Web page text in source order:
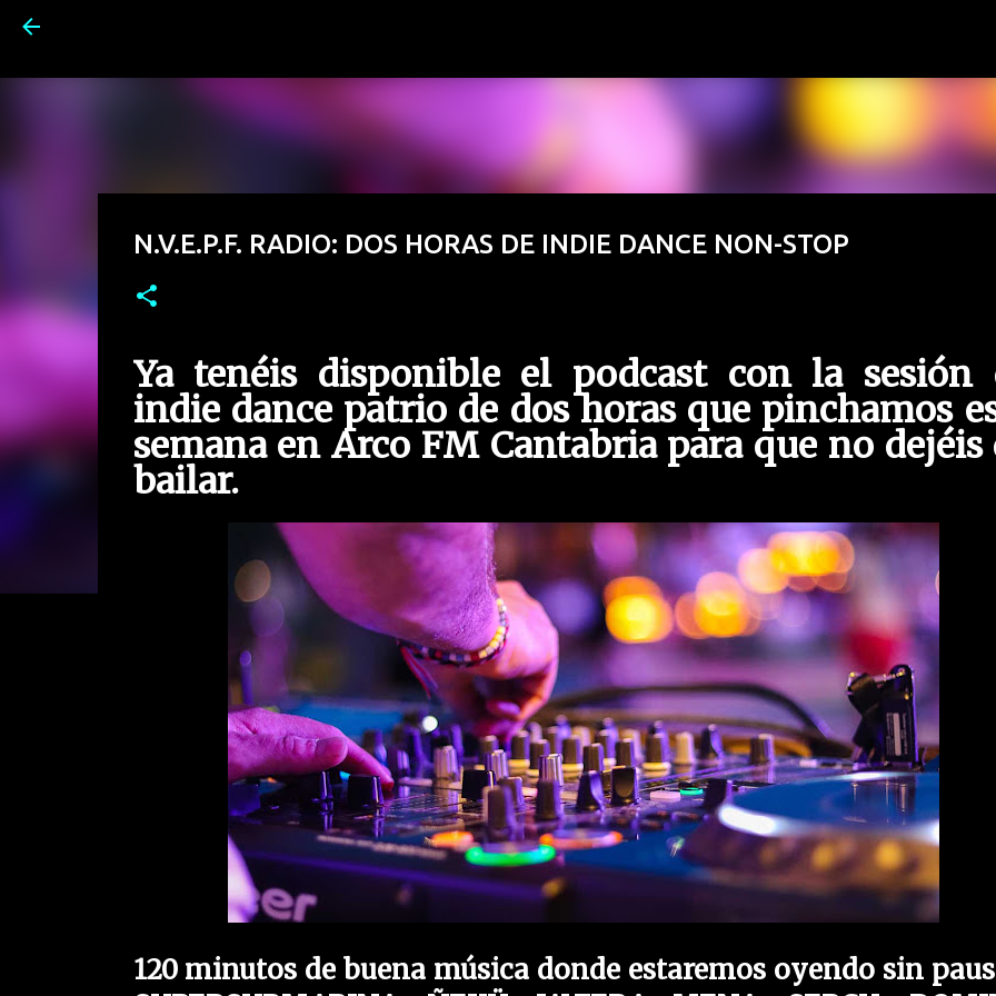
N.V.E.P.F. RADIO: DOS HORAS DE INDIE DANCE NON-STOP
Ya tenéis disponible el podcast con la sesión
indie dance patrio de dos horas que pinchamos
semana en Arco FM Cantabria para que no dejéis
bailar.
120 minutos de buena música donde estaremos oyendo sin